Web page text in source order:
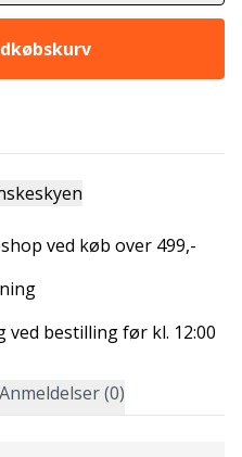
ved køb over 499,-
bestilling før kl. 12:00
Anmeldelser (0)